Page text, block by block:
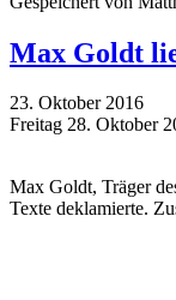
Max Goldt
23. Oktober 2016
Freitag 28. Oktober
Max Goldt, Träger
Texte deklamierte.